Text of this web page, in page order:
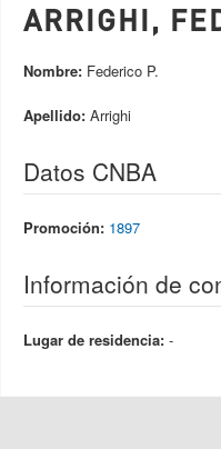
ARRIGHI,
Nombre: Federico P.
Apellido: Arrighi
Datos CNBA
Promoción: 1897
Información de
Lugar de residencia: -